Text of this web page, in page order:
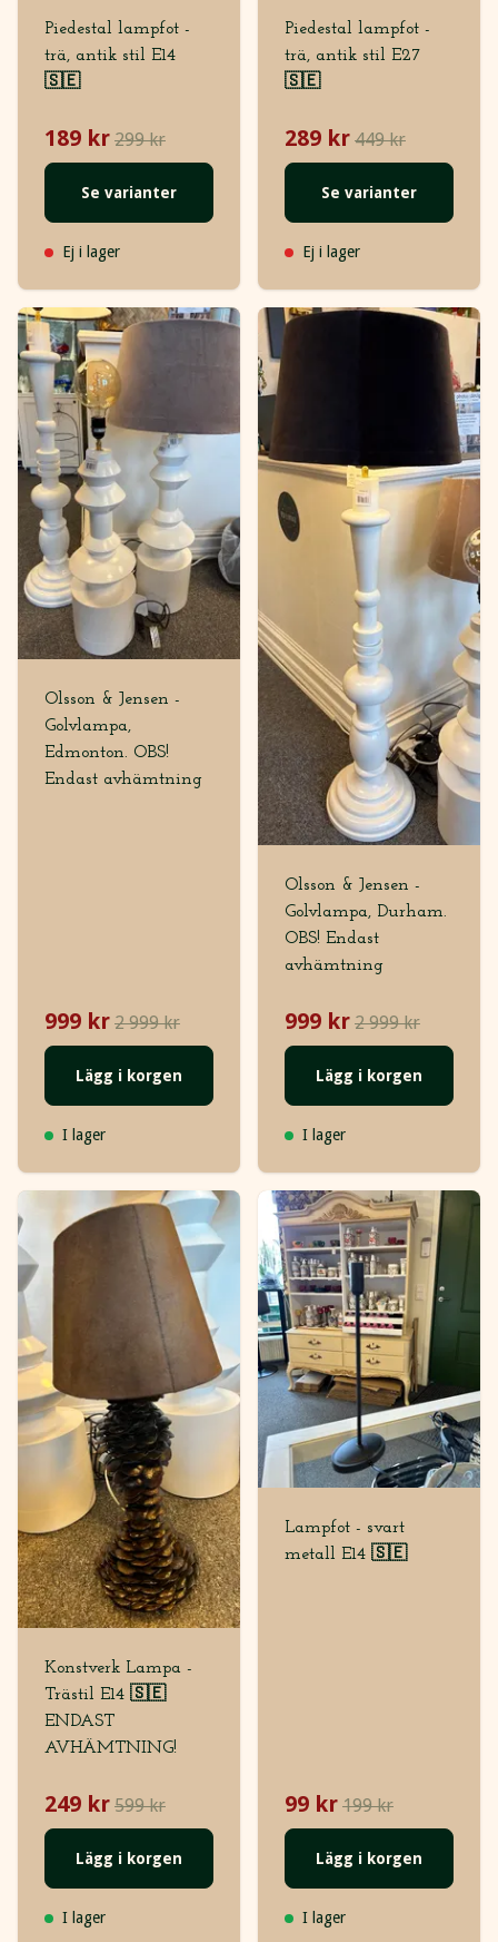
Piedestal lampfot -
trä, antik stil E14
🇸🇪
189 kr 299 kr
Se varianter
Ej i lager
Piedestal lampfot -
trä, antik stil E27
🇸🇪
289 kr 449 kr
Se varianter
Ej i lager
Olsson & Jensen -
Golvlampa,
Edmonton. OBS!
Endast avhämtning
999 kr 2 999 kr
Lägg i korgen
I lager
Olsson & Jensen -
Golvlampa, Durham.
OBS! Endast
avhämtning
999 kr 2 999 kr
Lägg i korgen
I lager
Konstverk Lampa -
Trästil E14 🇸🇪
ENDAST
AVHÄMTNING!
249 kr 599 kr
Lägg i korgen
I lager
Lampfot - svart
metall E14 🇸🇪
99 kr 199 kr
Lägg i korgen
I lager